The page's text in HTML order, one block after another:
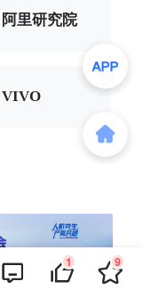
阿里研究院
VIVO
1 9